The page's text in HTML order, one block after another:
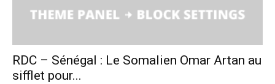
RDC – Sénégal : Le Somalien Omar Artan au
sifflet pour...